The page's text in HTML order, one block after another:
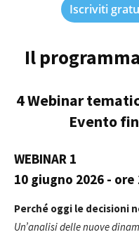
Iscriviti
Il
4 Webinar
Evento
WEBINAR 1
10 giugno 2026 - ore
Perché oggi le decisioni
Un’analisi delle nuove